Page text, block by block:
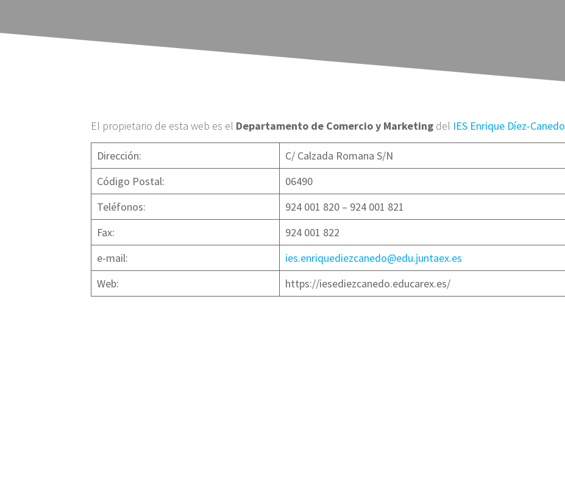
El propietario de esta web es el Departamento de Comercio y Marketing del IES Enrique Díez-Canedo
Dirección:
C/ Calzada Romana S/N
Código Postal:
06490
Teléfonos:
924 001 820 – 924 001 821
Fax:
924 001 822
e-mail:
ies.enriquediezcanedo@edu.juntaex.es
Web:
https://iesediezcanedo.educarex.es/